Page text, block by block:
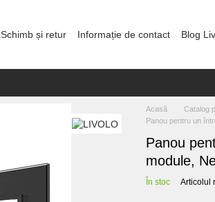
Schimb și retur Informație de contact Blog
Acasă Catalog
Panou pentru un
Panou
module,
În stoc Articolul